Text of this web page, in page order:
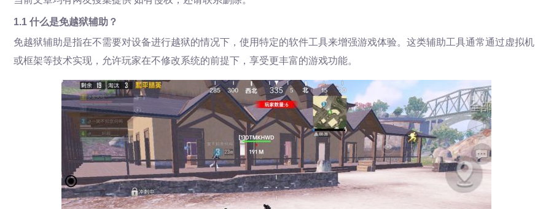
1.1 什么是免越狱辅助？
免越狱辅助是指在不需要对设备进行越狱的情况下，使用特定的软件工具来增强游戏体验。这类辅助工具通常通过虚拟机
或框架等技术实现，允许玩家在不修改系统的前提下，享受更丰富的游戏功能。